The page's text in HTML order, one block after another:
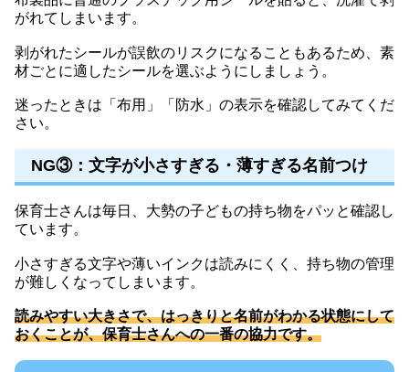
がれてしまいます。
剥がれたシールが誤飲のリスクになることもあるため、素
材ごとに適したシールを選ぶようにしましょう。
迷ったときは「布用」「防水」の表示を確認してみてくだ
さい。
NG③：文字が小さすぎる・薄すぎる名前つけ
保育士さんは毎日、大勢の子どもの持ち物をパッと確認し
ています。
小さすぎる文字や薄いインクは読みにくく、持ち物の管理
が難しくなってしまいます。
読みやすい大きさで、はっきりと名前がわかる状態にして
おくことが、保育士さんへの一番の協力です。